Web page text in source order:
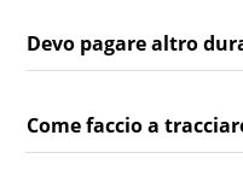
Devo pagare altro
Come faccio a